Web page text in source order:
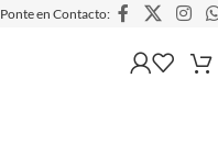
Ponte en Contacto: